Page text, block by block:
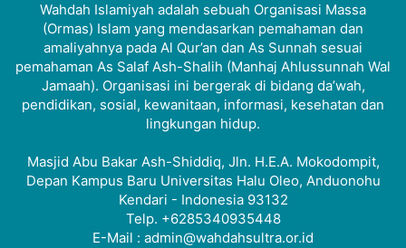
Wahdah Islamiyah adalah sebuah Organisasi Massa
(Ormas) Islam yang mendasarkan pemahaman dan
amaliyahnya pada Al Qur’an dan As Sunnah sesuai
pemahaman As Salaf Ash-Shalih (Manhaj Ahlussunnah Wal
Jamaah). Organisasi ini bergerak di bidang da’wah,
pendidikan, sosial, kewanitaan, informasi, kesehatan dan
lingkungan hidup.
Masjid Abu Bakar Ash-Shiddiq, Jln. H.E.A. Mokodompit,
Depan Kampus Baru Universitas Halu Oleo, Anduonohu
Kendari - Indonesia 93132
Telp. +6285340935448
E-Mail : admin@wahdahsultra.or.id